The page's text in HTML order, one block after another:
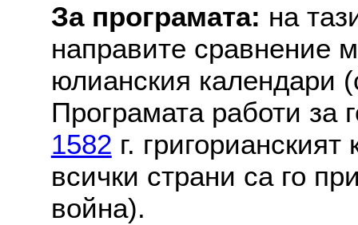
За програмата: на
направите сравнение
юлианския календари
Програмата работи за
1582 г.
всички страни са го
война).